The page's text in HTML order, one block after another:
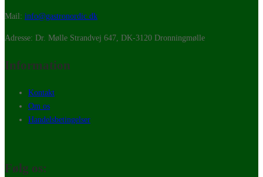
Mail: info@gastronordic.dk
Adresse: Dr. Mølle Strandvej 647, DK-3120 Dronningmølle
Information
Kontakt
Om os
Handelsbetingelser
Følg os: